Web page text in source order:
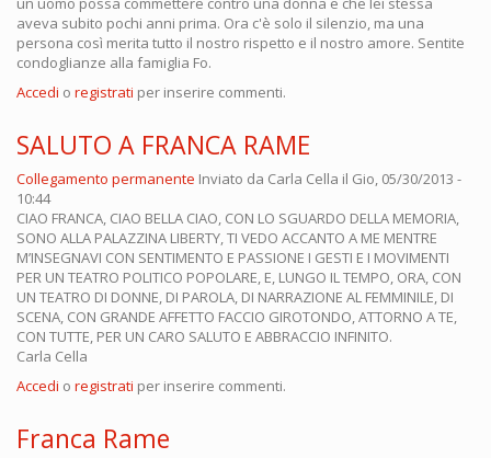
aveva subito pochi anni prima. Ora c'è solo il silenzio, ma una
persona così merita tutto il nostro rispetto e il nostro amore. Sentite
condoglianze alla famiglia Fo.
Accedi o registrati per inserire commenti.
SALUTO A FRANCA RAME
Collegamento permanente Inviato da Carla Cella il Gio, 05/30/2013 -
10:44
CIAO FRANCA, CIAO BELLA CIAO, CON LO SGUARDO DELLA MEMORIA,
SONO ALLA PALAZZINA LIBERTY, TI VEDO ACCANTO A ME MENTRE
M’INSEGNAVI CON SENTIMENTO E PASSIONE I GESTI E I MOVIMENTI
PER UN TEATRO POLITICO POPOLARE, E, LUNGO IL TEMPO, ORA, CON
UN TEATRO DI DONNE, DI PAROLA, DI NARRAZIONE AL FEMMINILE, DI
SCENA, CON GRANDE AFFETTO FACCIO GIROTONDO, ATTORNO A TE,
CON TUTTE, PER UN CARO SALUTO E ABBRACCIO INFINITO.
Carla Cella
Accedi o registrati per inserire commenti.
Franca Rame